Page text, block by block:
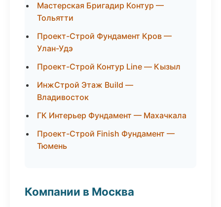
Мастерская Бригадир Контур —
Тольятти
Проект-Строй Фундамент Кров —
Улан-Удэ
Проект-Строй Контур Line — Кызыл
ИнжСтрой Этаж Build —
Владивосток
ГК Интерьер Фундамент — Махачкала
Проект-Строй Finish Фундамент —
Тюмень
Компании в Москва